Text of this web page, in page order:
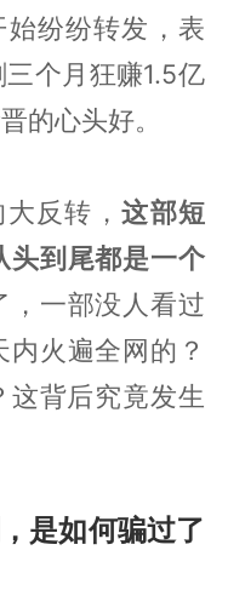
纷纷转发，表
个月狂赚1.5亿
的心头好。
大反转，这部短
头到尾都是一个
，一部没人看过
火遍全网的？
背后究竟发生
是如何骗过了